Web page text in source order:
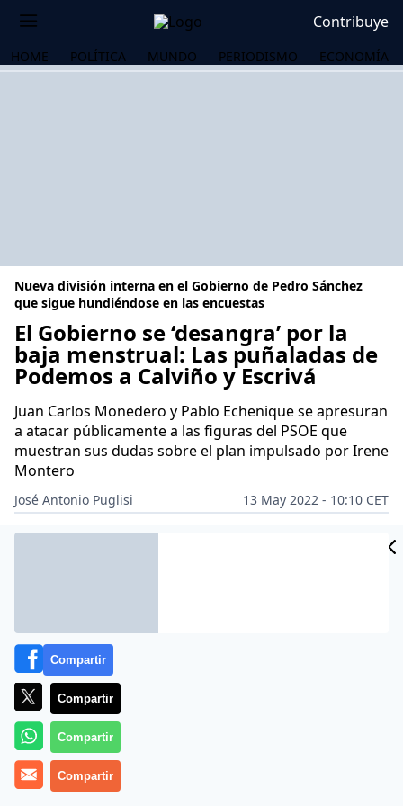
Contribuye
HOME POLÍTICA MUNDO PERIODISMO ECONOMÍA
Nueva división interna en el Gobierno de Pedro Sánchez
que sigue hundiéndose en las encuestas
El Gobierno se ‘desangra’ por la
baja menstrual: Las puñaladas de
Podemos a Calviño y Escrivá
Juan Carlos Monedero y Pablo Echenique se apresuran
a atacar públicamente a las figuras del PSOE que
muestran sus dudas sobre el plan impulsado por Irene
Montero
José Antonio Puglisi
13 May 2022 - 10:10 CET
Archivado en: GOBIERNO
Compartir
Compartir
Compartir
Compartir